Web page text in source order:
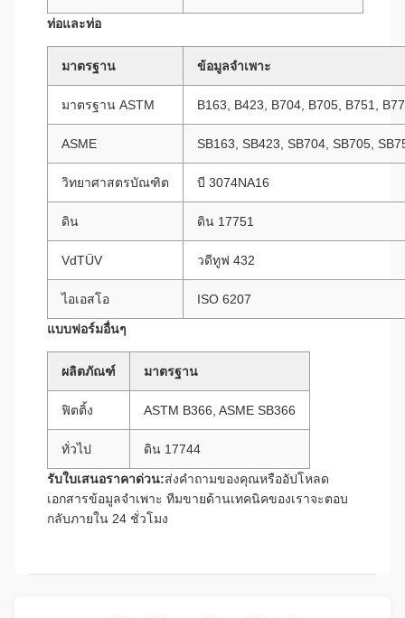
ท่อและท่อ
มาตรฐาน ข้อมูลจำเพาะ
มาตรฐาน ASTM B163, B423, B704, B705, B751,
ASME SB163, SB423, SB704, SB705,
วิทยาศาสตรบัณฑิต บี 3074NA16
ดิน ดิน 17751
VdTÜV วดีทูฟ 432
ไอเอสโอ ISO 6207
แบบฟอร์มอื่นๆ
ผลิตภัณฑ์ มาตรฐาน
ฟิตติ้ง ASTM B366, ASME SB366
ทั่วไป ดิน 17744
รับใบเสนอราคาด่วน:ส่งคำถามของคุณหรืออัปโหลด
เอกสารข้อมูลจำเพาะ ทีมขายด้านเทคนิคของเราจะตอบ
กลับภายใน 24 ชั่วโมง